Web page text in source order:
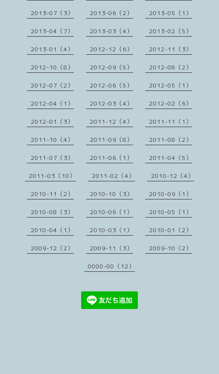
2013-07（3） 2013-06（2） 2013-05（1）
2013-04（7） 2013-03（4） 2013-02（5）
2013-01（4） 2012-12（6） 2012-11（3）
2012-10（8） 2012-09（5） 2012-08（2）
2012-07（2） 2012-06（5） 2012-05（1）
2012-04（1） 2012-03（4） 2012-02（6）
2012-01（3） 2011-12（4） 2011-11（1）
2011-10（4） 2011-09（8） 2011-08（2）
2011-07（3） 2011-06（1） 2011-04（5）
2011-03（10） 2011-02（4） 2010-12（4）
2010-11（2） 2010-10（3） 2010-09（1）
2010-08（3） 2010-06（1） 2010-05（1）
2010-04（1） 2010-03（1） 2010-01（2）
2009-12（2） 2009-11（3） 2009-10（2）
0000-00（12）